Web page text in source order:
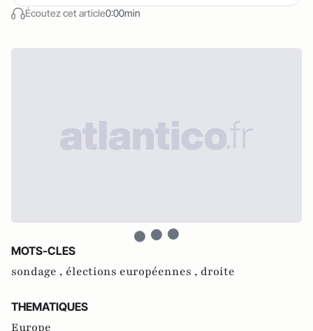
Écoutez cet article0:00min
MOTS-CLES
sondage , élections européennes , droite
THEMATIQUES
Europe